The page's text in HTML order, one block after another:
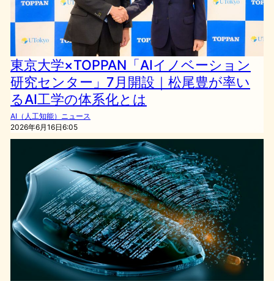
東京大学×TOPPAN「AIイノベーション
研究センター」7月開設｜松尾豊が率い
るAI工学の体系化とは
AI（人工知能）ニュース
2026年6月16日6:05